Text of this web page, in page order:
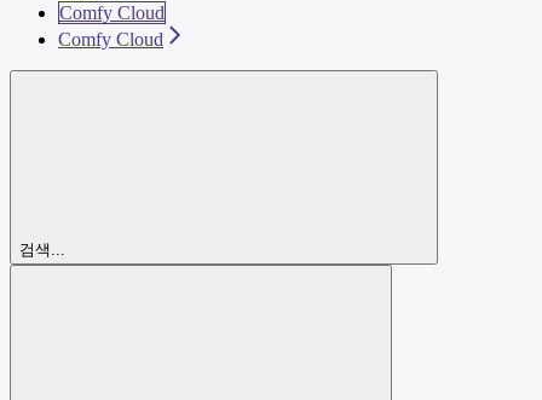
Comfy Cloud
Comfy Cloud
검색...